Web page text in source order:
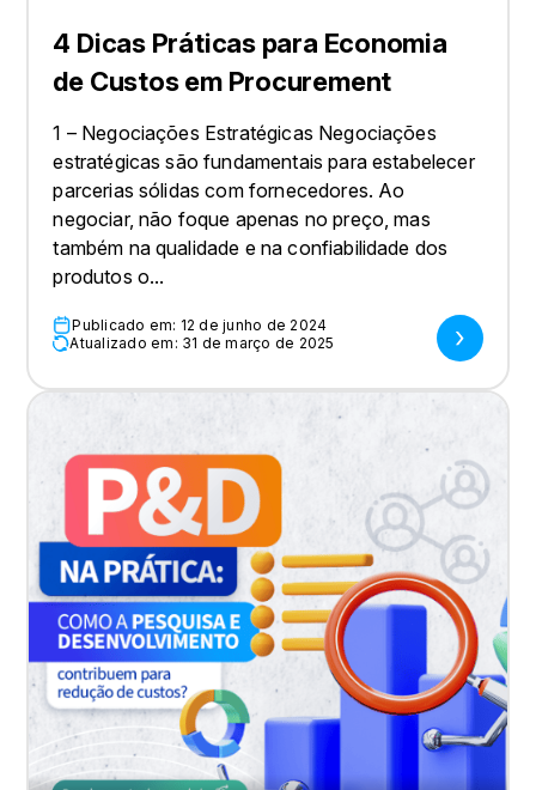
4 Dicas Práticas para Economia
de Custos em Procurement
1 – Negociações Estratégicas Negociações
estratégicas são fundamentais para estabelecer
parcerias sólidas com fornecedores. Ao
negociar, não foque apenas no preço, mas
também na qualidade e na confiabilidade dos
produtos o...
Publicado em: 12 de junho de 2024
Atualizado em: 31 de março de 2025